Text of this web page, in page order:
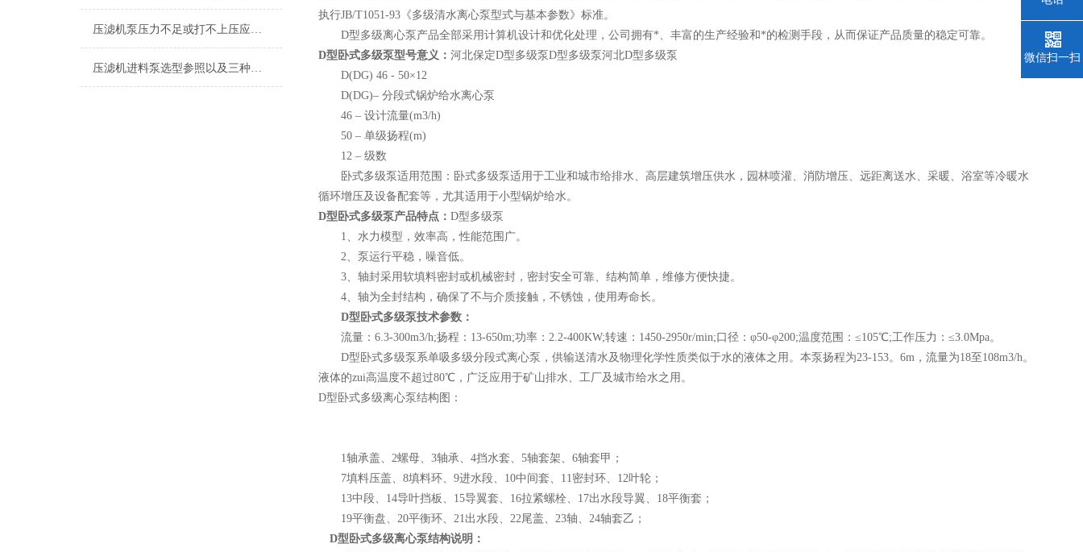
压滤机泵压力不足或打不上压应从哪几个方面找原因
压滤机进料泵选型参照以及三种方法介绍
执行JB/T1051-93《多级清水离心泵型式与基本参数》标准。
D型多级离心泵产品全部采用计算机设计和优化处理，公司拥有*、丰富的生产经验和*的检测手段，从而保证产品质量的稳定可靠。
D型卧式多级泵型号意义： 河北保定D型多级泵D型多级泵河北D型多级泵
D(DG) 46 - 50×12
D(DG)– 分段式锅炉给水离心泵
46 – 设计流量(m3/h)
50 – 单级扬程(m)
12 – 级数
卧式多级泵适用范围：卧式多级泵适用于工业和城市给排水、高层建筑增压供水，园林喷灌、消防增压、远距离送水、采暖、浴室等冷暖水
循环增压及设备配套等，尤其适用于小型锅炉给水。
D型卧式多级泵产品特点： D型多级泵
1、水力模型，效率高，性能范围广。
2、泵运行平稳，噪音低。
3、轴封采用软填料密封或机械密封，密封安全可靠、结构简单，维修方便快捷。
4、轴为全封结构，确保了不与介质接触，不锈蚀，使用寿命长。
D型卧式多级泵技术参数：
流量：6.3-300m3/h;扬程：13-650m;功率：2.2-400KW;转速：1450-2950r/min;口径：φ50-φ200;温度范围：≤105℃;工作压力：≤3.0Mpa。
D型卧式多级泵系单吸多级分段式离心泵，供输送清水及物理化学性质类似于水的液体之用。本泵扬程为23-153。6m，流量为18至108m3/h。
液体的zui高温度不超过80℃，广泛应用于矿山排水、工厂及城市给水之用。
D型卧式多级离心泵结构图：
1轴承盖、2螺母、3轴承、4挡水套、5轴套架、6轴套甲；
7填料压盖、8填料环、9进水段、10中间套、11密封环、12叶轮；
13中段、14导叶挡板、15导翼套、16拉紧螺栓、17出水段导翼、18平衡套；
19平衡盘、20平衡环、21出水段、22尾盖、23轴、24轴套乙；
D型卧式多级离心泵结构说明：
微信扫一扫